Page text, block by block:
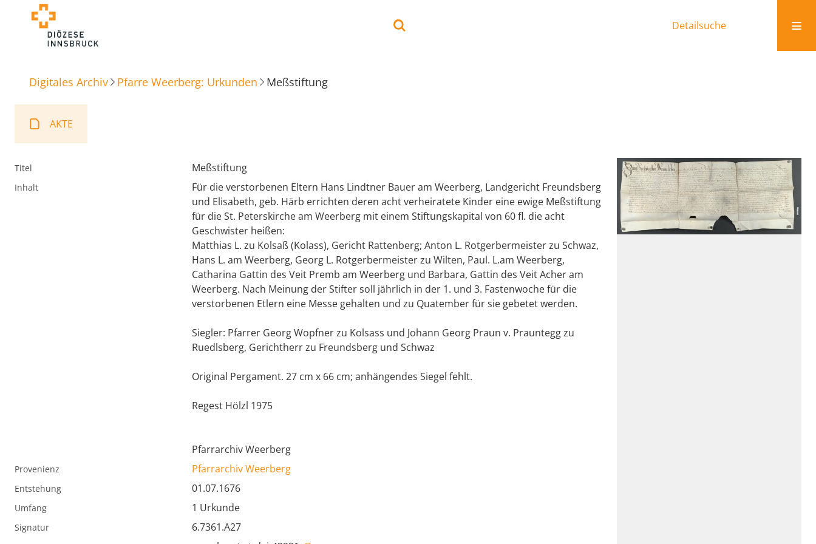
Detailsuche
Digitales Archiv Pfarre Weerberg: Urkunden Meßstiftung
AKTE
Titel Meßstiftung
Inhalt
Für die verstorbenen Eltern Hans Lindtner Bauer am Weerberg, Landgericht Freundsberg
und Elisabeth, geb. Härb errichten deren acht verheiratete Kinder eine ewige Meßstiftung
für die St. Peterskirche am Weerberg mit einem Stiftungskapital von 60 fl. die acht
Geschwister heißen:
Matthias L. zu Kolsaß (Kolass), Gericht Rattenberg; Anton L. Rotgerbermeister zu Schwaz,
Hans L. am Weerberg, Georg L. Rotgerbermeister zu Wilten, Paul. L.am Weerberg,
Catharina Gattin des Veit Premb am Weerberg und Barbara, Gattin des Veit Acher am
Weerberg. Nach Meinung der Stifter soll jährlich in der 1. und 3. Fastenwoche für die
verstorbenen Etlern eine Messe gehalten und zu Quatember für sie gebetet werden.
Siegler: Pfarrer Georg Wopfner zu Kolsass und Johann Georg Praun v. Prauntegg zu
Ruedlsberg, Gerichtherr zu Freundsberg und Schwaz
Original Pergament. 27 cm x 66 cm; anhängendes Siegel fehlt.
Regest Hölzl 1975
Pfarrarchiv Weerberg
Provenienz Pfarrarchiv Weerberg
Entstehung 01.07.1676
Umfang 1 Urkunde
Signatur 6.7361.A27